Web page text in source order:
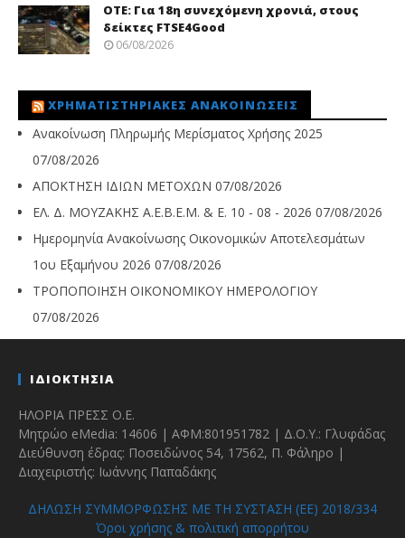
ΟΤΕ: Για 18η συνεχόμενη χρονιά, στους
δείκτες FTSE4Good
06/08/2026
ΧΡΗΜΑΤΙΣΤΗΡΙΑΚΈΣ ΑΝΑΚΟΙΝΏΣΕΙΣ
Ανακοίνωση Πληρωμής Μερίσματος Χρήσης 2025
07/08/2026
ΑΠΟΚΤΗΣΗ ΙΔΙΩΝ ΜΕΤΟΧΩΝ 07/08/2026
ΕΛ. Δ. ΜΟΥΖΑΚΗΣ Α.Ε.Β.Ε.Μ. & Ε. 10 - 08 - 2026 07/08/2026
Ημερομηνία Ανακοίνωσης Οικονομικών Αποτελεσμάτων
1ου Εξαμήνου 2026 07/08/2026
ΤΡΟΠΟΠΟΙΗΣΗ ΟΙΚΟΝΟΜΙΚΟΥ ΗΜΕΡΟΛΟΓΙΟΥ
07/08/2026
ΙΔΙΟΚΤΗΣΙΑ
ΗΛΟΡΙΑ ΠΡΕΣΣ Ο.Ε.
Μητρώο eMedia: 14606 | ΑΦΜ:801951782 | Δ.Ο.Υ.: Γλυφάδας
Διεύθυνση έδρας: Ποσειδώνος 54, 17562, Π. Φάληρο |
Διαχειριστής: Ιωάννης Παπαδάκης
ΔΗΛΩΣΗ ΣΥΜΜΟΡΦΩΣΗΣ ΜΕ ΤΗ ΣΥΣΤΑΣΗ (ΕΕ) 2018/334
Όροι χρήσης & πολιτική απορρήτου